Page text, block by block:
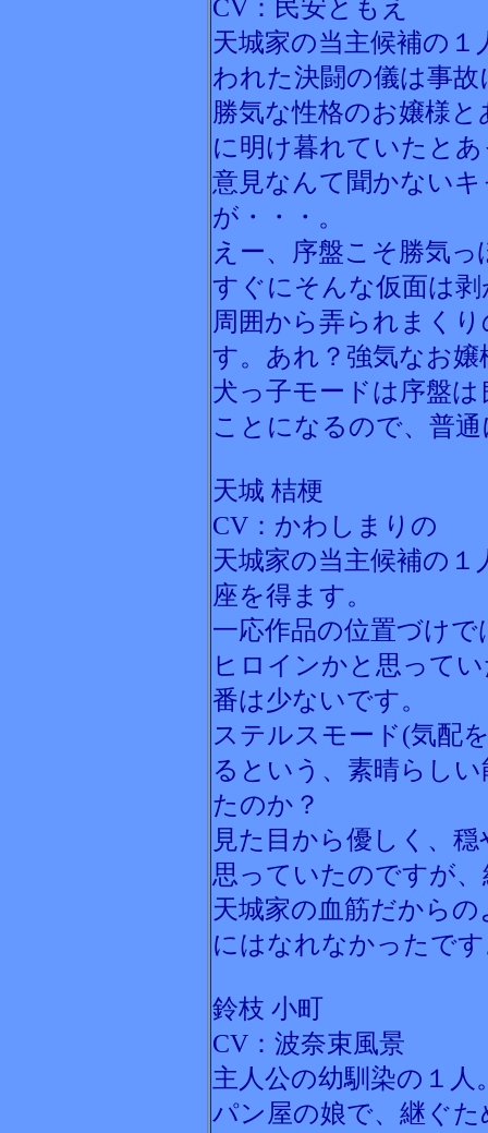
CV：民安ともえ
天城家の当主候補の
われた決闘の儀は事
勝気な性格のお嬢様
に明け暮れていたと
意見なんて聞かない
が・・・。
えー、序盤こそ勝気
すぐにそんな仮面は
周囲から弄られまく
す。あれ？強気なお
犬っ子モードは序盤
ことになるので、普
天城 桔梗
CV：かわしまりの
天城家の当主候補の
座を得ます。
一応作品の位置づけ
ヒロインかと思って
番は少ないです。
ステルスモード(気配
るという、素晴らし
たのか？
見た目から優しく、
思っていたのですが
天城家の血筋だから
にはなれなかったで
鈴枝 小町
CV：波奈束風景
主人公の幼馴染の１人
パン屋の娘で、継ぐ